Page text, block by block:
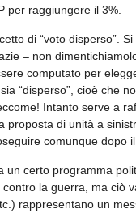
per raggiungere il 3%.
di “voto disperso”.
– non
computato per
“disperso”, cioè che
Intanto serve a
proposta di unità a
comunque dopo il
un certo programma
la guerra, ma ciò
rappresentano un